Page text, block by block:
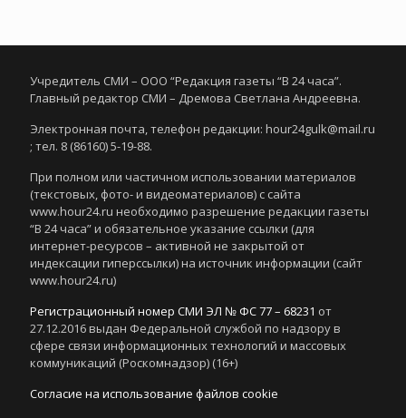
Учредитель СМИ – ООО “Редакция газеты “В 24 часа”.
Главный редактор СМИ – Дремова Светлана Андреевна.
Электронная почта, телефон редакции: hour24gulk@mail.ru
; тел. 8 (86160) 5-19-88.
При полном или частичном использовании материалов
(текстовых, фото- и видеоматериалов) с сайта
www.hour24.ru необходимо разрешение редакции газеты
“В 24 часа” и обязательное указание ссылки (для
интернет-ресурсов – активной не закрытой от
индексации гиперссылки) на источник информации (сайт
www.hour24.ru)
Регистрационный номер СМИ ЭЛ № ФС 77 – 68231 от
27.12.2016 выдан Федеральной службой по надзору в
сфере связи информационных технологий и массовых
коммуникаций (Роскомнадзор) (16+)
Согласие на использование файлов cookie